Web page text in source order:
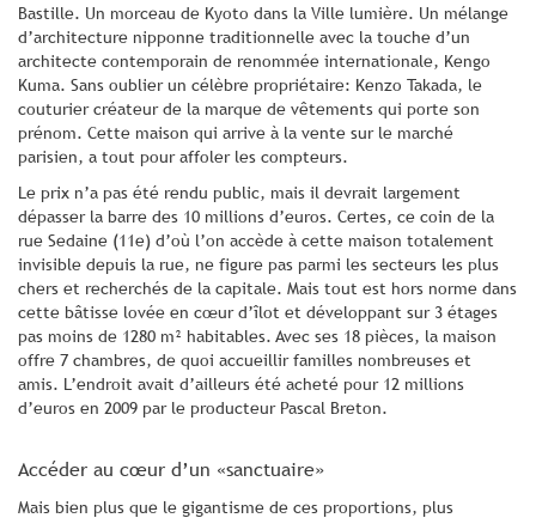
Bastille. Un morceau de Kyoto dans la Ville lumière. Un mélange
d’architecture nipponne traditionnelle avec la touche d’un
architecte contemporain de renommée internationale, Kengo
Kuma. Sans oublier un célèbre propriétaire: Kenzo Takada, le
couturier créateur de la marque de vêtements qui porte son
prénom. Cette maison qui arrive à la vente sur le marché
parisien, a tout pour affoler les compteurs.
Le prix n’a pas été rendu public, mais il devrait largement
dépasser la barre des 10 millions d’euros. Certes, ce coin de la
rue Sedaine (11e) d’où l’on accède à cette maison totalement
invisible depuis la rue, ne figure pas parmi les secteurs les plus
chers et recherchés de la capitale. Mais tout est hors norme dans
cette bâtisse lovée en cœur d’îlot et développant sur 3 étages
pas moins de 1280 m² habitables. Avec ses 18 pièces, la maison
offre 7 chambres, de quoi accueillir familles nombreuses et
amis. L’endroit avait d’ailleurs été acheté pour 12 millions
d’euros en 2009 par le producteur Pascal Breton.
Accéder au cœur d’un «sanctuaire»
Mais bien plus que le gigantisme de ces proportions, plus